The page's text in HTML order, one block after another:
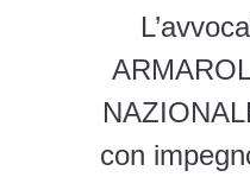
con